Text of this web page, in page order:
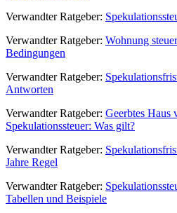
Verwandter Ratgeber:
Verwandter Ratgeber: Wohnung
Bedingungen
Verwandter Ratgeber:
Antworten
Verwandter Ratgeber: Geerbtes Haus
Spekulationssteuer: Was gilt?
Verwandter Ratgeber:
Jahre Regel
Verwandter Ratgeber:
Tabellen und Beispiele